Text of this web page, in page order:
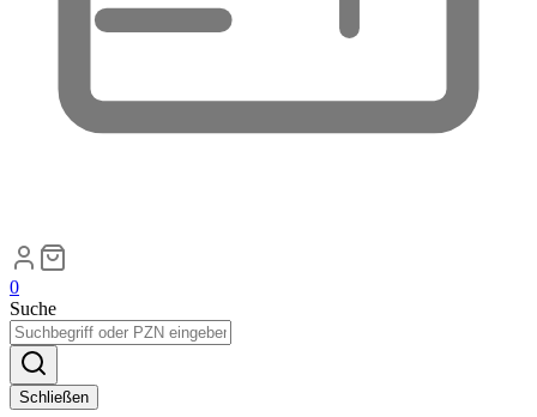
0
Suche
Schließen